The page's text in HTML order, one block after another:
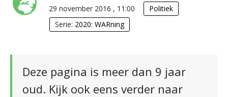
29 november 2016 , 11:00
Politiek
Serie: 2020: WARning
Deze pagina is meer dan 9 jaar
oud. Kijk ook eens verder naar